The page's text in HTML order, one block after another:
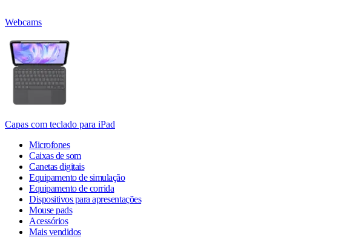
Webcams
Capas com teclado para iPad
Microfones
Caixas de som
Canetas digitais
Equipamento de simulação
Equipamento de corrida
Dispositivos para apresentações
Mouse pads
Acessórios
Mais vendidos